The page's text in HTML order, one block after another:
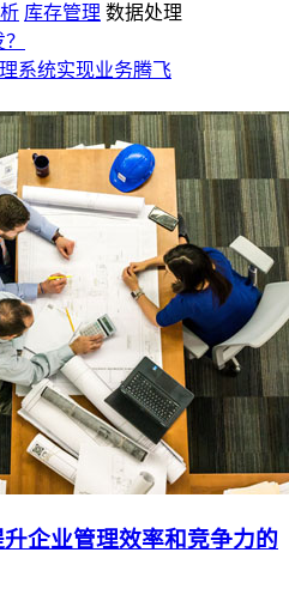
库存管理 数据处理
系统实现业务腾飞
企业管理效率和竞争力的